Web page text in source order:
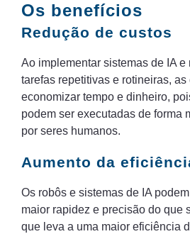
Os benefícios
Redução de custos
Ao implementar sistemas de IA
tarefas repetitivas e rotineiras,
economizar tempo e dinheiro,
podem ser executadas de forma
por seres humanos.
Aumento da
Os robôs e sistemas de IA
maior rapidez e precisão do que
que leva a uma maior eficiência